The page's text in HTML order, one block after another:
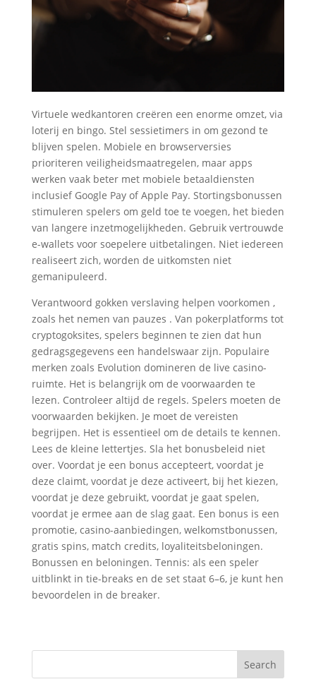
Virtuele wedkantoren creëren een enorme omzet, via
loterij en bingo. Stel sessietimers in om gezond te
blijven spelen. Mobiele en browserversies
prioriteren veiligheidsmaatregelen, maar apps
werken vaak beter met mobiele betaaldiensten
inclusief Google Pay of Apple Pay. Stortingsbonussen
stimuleren spelers om geld toe te voegen, het bieden
van langere inzetmogelijkheden. Gebruik vertrouwde
e-wallets voor soepelere uitbetalingen. Niet iedereen
realiseert zich, worden de uitkomsten niet
gemanipuleerd.
Verantwoord gokken verslaving helpen voorkomen ,
zoals het nemen van pauzes . Van pokerplatforms tot
cryptogoksites, spelers beginnen te zien dat hun
gedragsgegevens een handelswaar zijn. Populaire
merken zoals Evolution domineren de live casino-
ruimte. Het is belangrijk om de voorwaarden te
lezen. Controleer altijd de regels. Spelers moeten de
voorwaarden bekijken. Je moet de vereisten
begrijpen. Het is essentieel om de details te kennen.
Lees de kleine lettertjes. Sla het bonusbeleid niet
over. Voordat je een bonus accepteert, voordat je
deze claimt, voordat je deze activeert, bij het kiezen,
voordat je deze gebruikt, voordat je gaat spelen,
voordat je ermee aan de slag gaat. Een bonus is een
promotie, casino-aanbiedingen, welkomstbonussen,
gratis spins, match credits, loyaliteitsbeloningen.
Bonussen en beloningen. Tennis: als een speler
uitblinkt in tie-breaks en de set staat 6–6, je kunt hen
bevoordelen in de breaker.